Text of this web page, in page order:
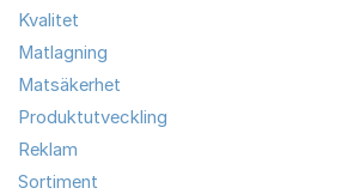
Kvalitet
Matlagning
Matsäkerhet
Produktutveckling
Reklam
Sortiment